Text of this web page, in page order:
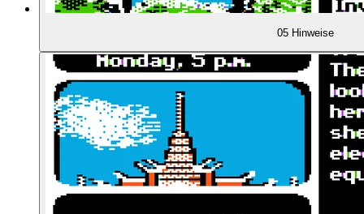
01:21:26 Lauren Elliott
01:24:00 Will Wrights Raid on Bungeling Bay (1984)
01:24:52 Jordan Mechners Karateka (1984)
05 Hinweise